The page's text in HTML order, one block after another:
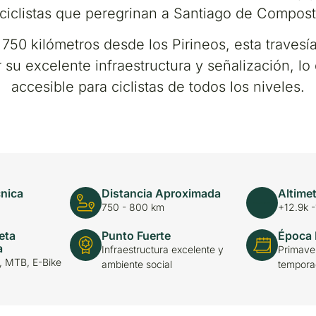
que peregrinan a Santiago de
kilómetros desde los Pirineos, esta
su excelente infraestructura y señalización, lo
accesible para ciclistas de todos los niveles.
Distancia Aproximada
750 - 800 km +12.9k
MTB, E-Bike
Punto Fuerte
Infraestructura excelente y
ambiente social
Época